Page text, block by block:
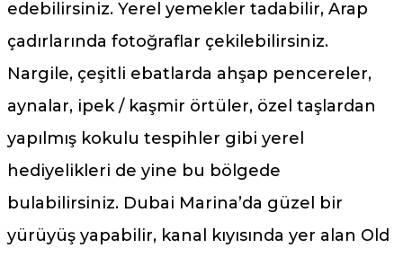
edebilirsiniz. Yerel yemekler tadabilir, Arap
çadırlarında fotoğraflar çekilebilirsiniz.
Nargile, çeşitli ebatlarda ahşap pencereler,
aynalar, ipek / kaşmir örtüler, özel taşlardan
yapılmış kokulu tespihler gibi yerel
hediyelikleri de yine bu bölgede
bulabilirsiniz. Dubai Marina’da güzel bir
yürüyüş yapabilir, kanal kıyısında yer alan Old